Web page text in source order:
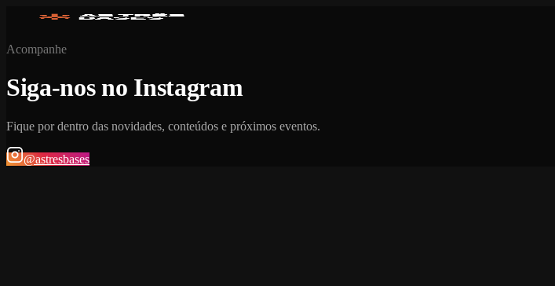
Acompanhe
Siga-nos no Instagram
Fique por dentro das novidades, conteúdos e próximos eventos.
@astresbases